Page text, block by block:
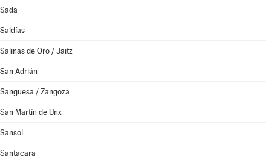
Sada
Saldías
Salinas de Oro / Jaitz
San Adrián
Sangüesa / Zangoza
San Martín de Unx
Sansol
Santacara